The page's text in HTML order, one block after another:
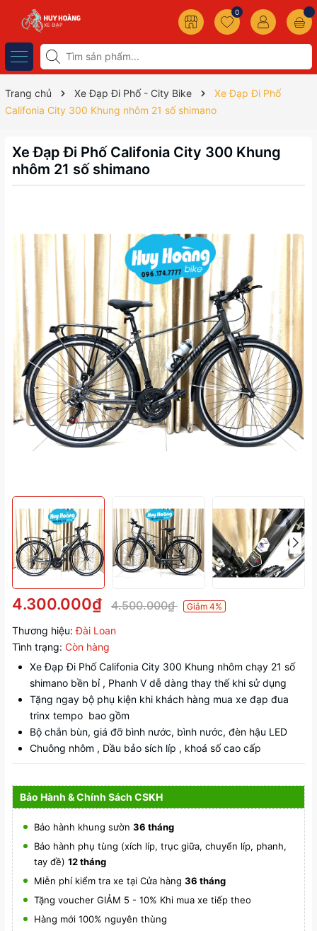
0
Trang chủ Xe Đạp Đi Phố - City Bike
Xe Đạp Đi Phố
Califonia City 300 Khung nhôm 21 số shimano
Xe Đạp Đi Phố Califonia City 300 Khung
nhôm 21 số shimano
4.300.000₫ 4.500.000₫ Giảm 4%
Thương hiệu: Đài Loan
Tình trạng: Còn hàng
Xe Đạp Đi Phố Califonia City 300 Khung nhôm chạy 21 số
shimano bền bỉ , Phanh V dễ dàng thay thế khi sử dụng
Tặng ngay bộ phụ kiện khi khách hàng mua xe đạp đua
trinx tempo bao gồm
Bộ chắn bùn, giá đỡ bình nước, bình nước, đèn hậu LED
Chuông nhôm , Dầu bảo sích líp , khoá số cao cấp
Bảo Hành & Chính Sách CSKH
Bảo hành khung sườn 36 tháng
Bảo hành phụ tùng (xích líp, trục giữa, chuyển líp, phanh,
tay đề) 12 tháng
Miễn phí kiểm tra xe tại Cửa hàng 36 tháng
Tặng voucher GIẢM 5 - 10% Khi mua xe tiếp theo
Hàng mới 100% nguyên thùng